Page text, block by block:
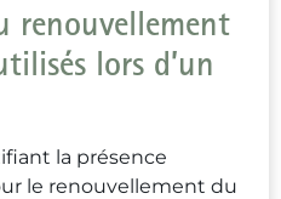
renouvellement
lors d’un
la présence
le renouvellement du